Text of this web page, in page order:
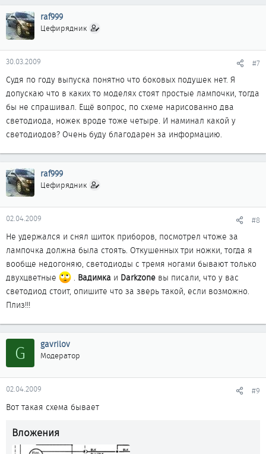
raf999
Цефирядник
30.03.2009 #7
Судя по году выпуска понятно что боковых подушек нет. Я
допускаю что в каких то моделях стоят простые лампочки, тогда
бы не спрашивал. Ещё вопрос, по схеме нарисованно два
светодиода, ножек вроде тоже четыре. И наминал какой у
светодиодов? Очень буду благодарен за информацию.
raf999
Цефирядник
02.04.2009 #8
Не удержался и снял щиток приборов, посмотрел чтоже за
лампочка должна была стоять. Откушенных три ножки, тогда я
вообще недогоняю, светодиоды с тремя ногами бывают только
двухцветные
. Вадимка и Darkzone вы писали, что у вас
светодиод стоит, опишите что за зверь такой, если возможно.
Плиз!!!
G gavrilov
Модератор
02.04.2009 #9
Вот такая схема бывает
Вложения